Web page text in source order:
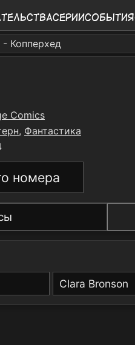
СерииСобытия
- Копперхед
Comics
, Фантастика
номера
Clara Bronson